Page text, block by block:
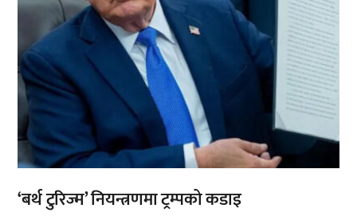
‘बर्थ टुरिज्म’ नियन्त्रणमा ट्रम्पको कडाइ